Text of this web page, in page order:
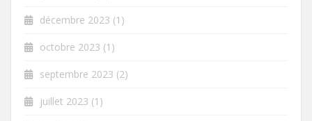
décembre 2023 (1)
octobre 2023 (1)
septembre 2023 (2)
juillet 2023 (1)